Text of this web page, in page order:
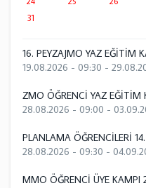
31
16. PEYZAJMO YAZ EĞİTİM
19.08.2026 - 09:30 -
ZMO ÖĞRENCİ YAZ EĞİTİM
28.08.2026 - 09:00 -
PLANLAMA ÖĞRENCİLERİ
28.08.2026 - 09:30 -
MMO ÖĞRENCİ ÜYE KAMPI